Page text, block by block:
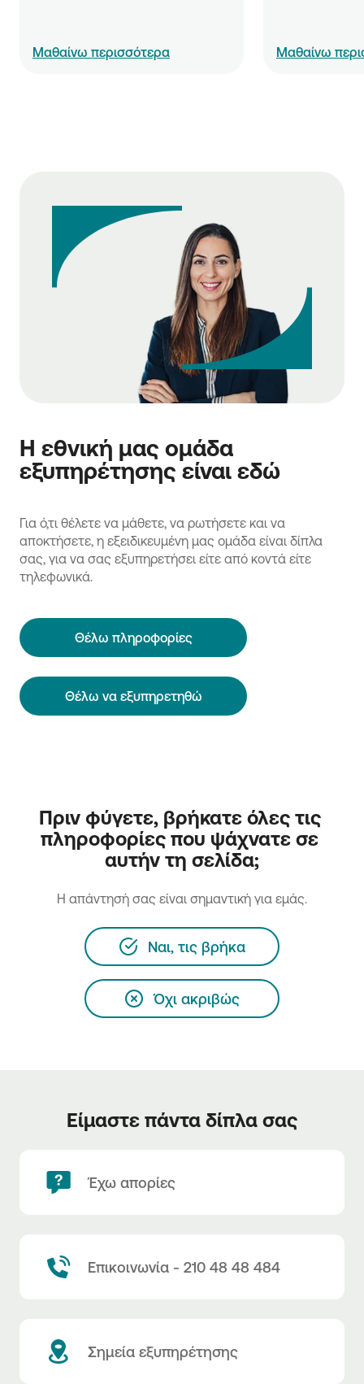
Μαθαίνω περισσότερα Μαθαίνω
Η εθνική μας ομάδα
εξυπηρέτησης είναι εδώ
Για ό,τι θέλετε να μάθετε, να ρωτήσετε και να
αποκτήσετε, η εξειδικευμένη μας ομάδα είναι δίπλα
σας, για να σας εξυπηρετήσει είτε από κοντά είτε
τηλεφωνικά.
Θέλω πληροφορίες
Θέλω να εξυπηρετηθώ
Πριν φύγετε, βρήκατε όλες τις
πληροφορίες που ψάχνατε σε
αυτήν τη σελίδα;
H απάντησή σας είναι σημαντική για εμάς.
Ναι, τις βρήκα
Όχι ακριβώς
Είμαστε πάντα δίπλα σας
Έχω απορίες
Επικοινωνία - 210 48 48 484
Σημεία εξυπηρέτησης